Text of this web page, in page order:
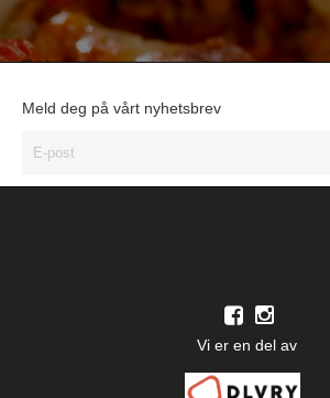
Meld deg på vårt nyhetsbrev
Vi er en del av